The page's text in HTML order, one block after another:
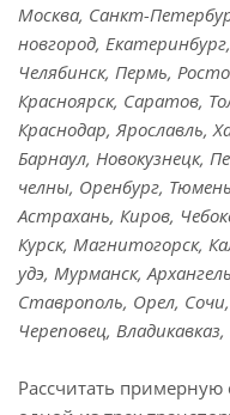
Москва, Санкт-
новгород,
Челябинск, Пермь,
Красноярск, Саратов,
Краснодар, Ярославль,
Барнаул, Новокузнецк,
челны, Оренбург,
Астрахань, Киров,
Курск, Магнитогорск,
удэ, Мурманск,
Ставрополь, Орел,
Череповец,
Рассчитать